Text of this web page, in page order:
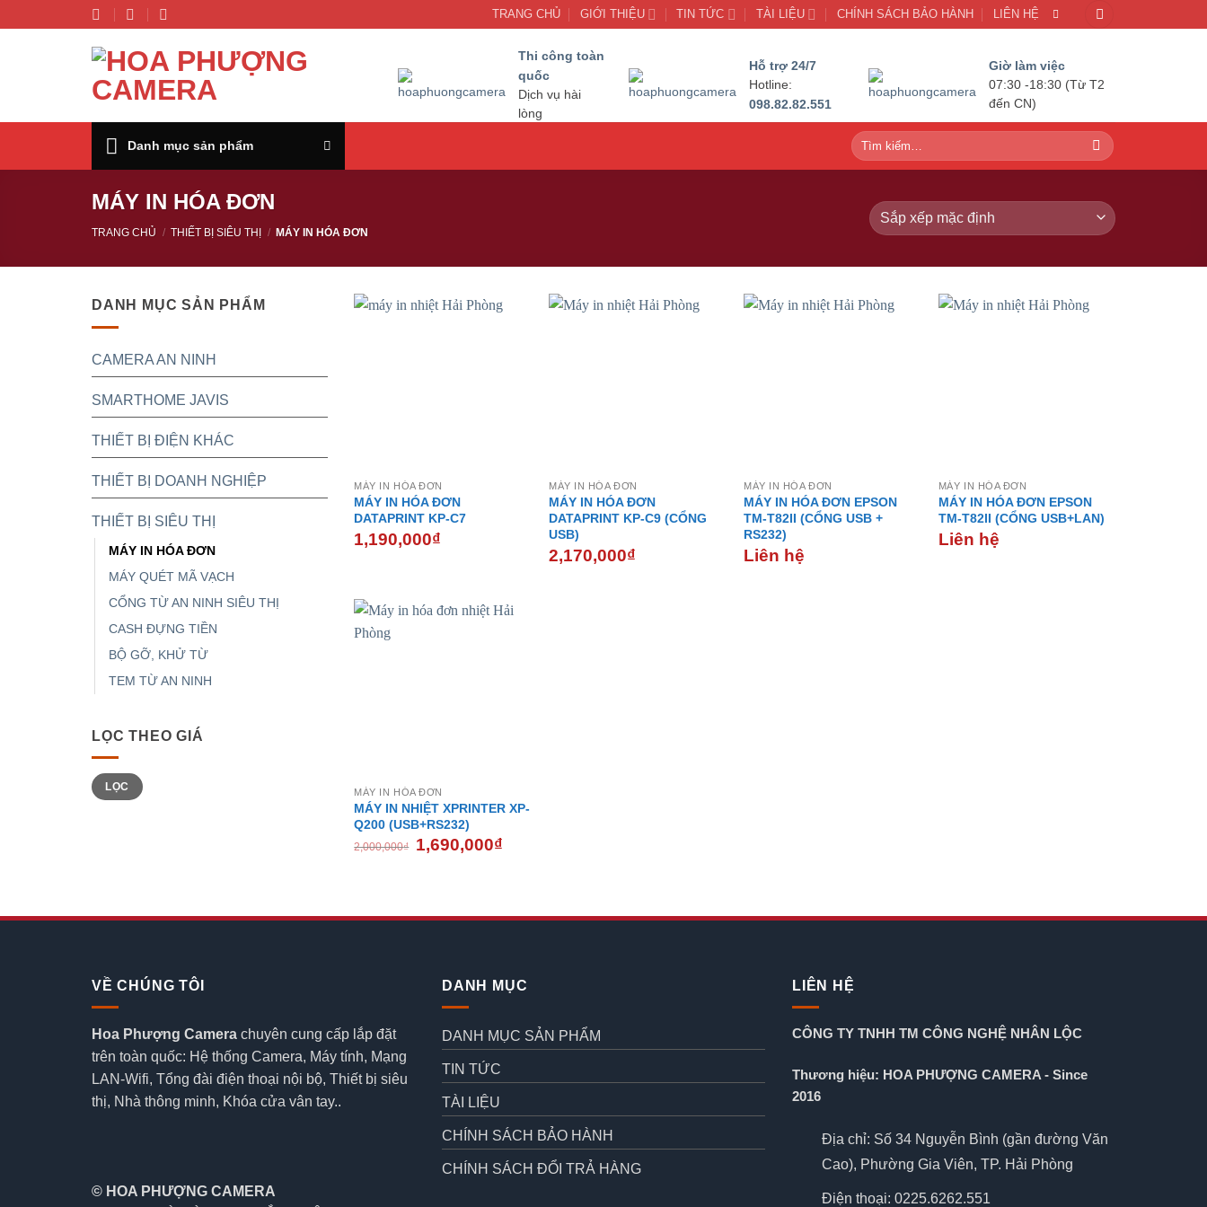
đến
TRANG CHỦ GIỚI THIỆU TIN TỨC TÀI LIỆU CHÍNH SÁCH BẢO HÀNH LIÊN HỆ
Thi công toàn
quốc
Dịch vụ hài
lòng
Hỗ trợ 24/7
Hotline:
098.82.82.551
Giờ làm việc
07:30 -18:30 (Từ T2
đến CN)
Danh mục sản phẩm
Tìm
kiếm:
MÁY IN HÓA ĐƠN
TRANG CHỦ / THIẾT BỊ SIÊU THỊ / MÁY IN HÓA ĐƠN
DANH MỤC SẢN PHẨM
CAMERA AN NINH
SMARTHOME JAVIS
THIẾT BỊ ĐIỆN KHÁC
THIẾT BỊ DOANH NGHIỆP
THIẾT BỊ SIÊU THỊ
MÁY IN HÓA ĐƠN
MÁY QUÉT MÃ VẠCH
CỔNG TỪ AN NINH SIÊU THỊ
CASH ĐỰNG TIỀN
BỘ GỠ, KHỬ TỪ
TEM TỪ AN NINH
LỌC THEO GIÁ
Giá
tối
thiểu
Giá
tối
đa
LỌC
MÁY IN HÓA ĐƠN
MÁY IN HÓA ĐƠN
DATAPRINT KP-C7
1,190,000₫
MÁY IN HÓA ĐƠN
MÁY IN HÓA ĐƠN
DATAPRINT KP-C9 (CỔNG
USB)
2,170,000₫
MÁY IN HÓA ĐƠN
MÁY IN HÓA ĐƠN EPSON
TM-T82II (CỔNG USB +
RS232)
Liên hệ
MÁY IN HÓA ĐƠN
MÁY IN HÓA ĐƠN EPSON
TM-T82II (CỔNG USB+LAN)
Liên hệ
MÁY IN HÓA ĐƠN
MÁY IN NHIỆT XPRINTER XP-
Q200 (USB+RS232)
2,000,000₫
Giá
gốc
1,690,000₫Giá
VỀ CHÚNG TÔI
Hoa Phượng Camera chuyên cung cấp lắp đặt
trên toàn quốc: Hệ thống Camera, Máy tính, Mạng
LAN-Wifi, Tổng đài điện thoại nội bộ, Thiết bị siêu
thị, Nhà thông minh, Khóa cửa vân tay..
© HOA PHƯỢNG CAMERA
DANH MỤC
DANH MỤC SẢN PHẨM
TIN TỨC
TÀI LIỆU
CHÍNH SÁCH BẢO HÀNH
CHÍNH SÁCH ĐỔI TRẢ HÀNG
LIÊN HỆ
CÔNG TY TNHH TM CÔNG NGHỆ NHÂN LỘC
Thương hiệu: HOA PHƯỢNG CAMERA - Since
2016
Địa chỉ: Số 34 Nguyễn Bình (gần đường Văn
Cao), Phường Gia Viên, TP. Hải Phòng
Điện thoại: 0225.6262.551